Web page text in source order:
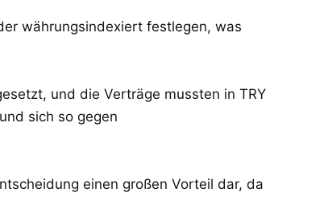
währungsindexiert festlegen, was
und die Verträge mussten in TRY
sich so gegen
einen großen Vorteil dar, da